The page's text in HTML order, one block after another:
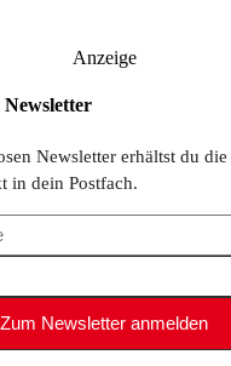
Anzeige
Newsletter erhältst du die
in dein Postfach.